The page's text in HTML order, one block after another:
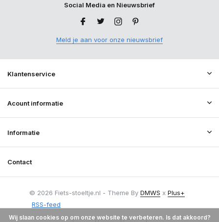
Social Media en Nieuwsbrief
Meld je aan voor onze nieuwsbrief
Klantenservice
Acount informatie
Informatie
Contact
© 2026 Fiets-stoeltje.nl - Theme By DMWS x Plus+
RSS-feed
Wij slaan cookies op om onze website te verbeteren. Is dat akkoord?